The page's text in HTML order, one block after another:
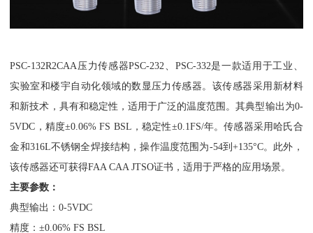
PSC-132R2CAA压力传感器PSC-232、PSC-332是一款适用于工业、
实验室和楼宇自动化领域的数显压力传感器。该传感器采用新材料
和新技术，具有和稳定性，适用于广泛的温度范围。其典型输出为0-
5VDC，精度±0.06% FS BSL，稳定性±0.1FS/年。传感器采用哈氏合
金和316L不锈钢全焊接结构，操作温度范围为-54到+135°C。此外，
该传感器还可获得FAA CAA JTSO证书，适用于严格的应用场景。
主要参数：
典型输出：0-5VDC
精度：±0.06% FS BSL